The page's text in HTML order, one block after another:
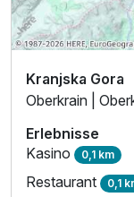
Kranjska Gora
Oberkrain |
Erlebnisse
Kasino 0,1 km
Restaurant 0,1